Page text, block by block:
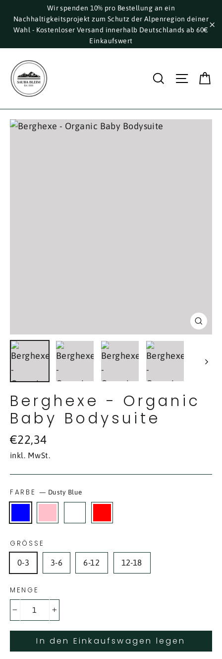
zum
Inhalt
Wir spenden 10% pro Bestellung an ein
Nachhaltigkeitsprojekt zum Schutz der Alpenregion deiner
Wahl - Kostenloser Versand innerhalb Deutschlands ab 60€
Einkaufswert
Suche
Berghexe - Organic
Baby Bodysuite
Normaler
Preis
€22,34
inkl. MwSt.
FARBE— Dusty Blue
GRÖSSE
0-3 3-6 6-12 12-18
MENGE
In den Einkaufswagen legen